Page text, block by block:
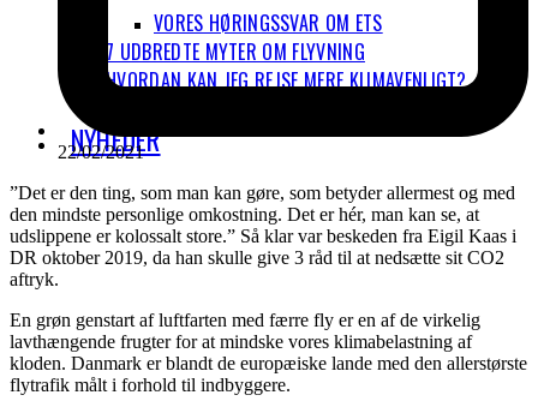
VORES HØRINGSSVAR OM ETS
7 UDBREDTE MYTER OM FLYVNING
HVORDAN KAN JEG REJSE MERE KLIMAVENLIGT?
NYHEDER
22/02/2021
”Det er den ting, som man kan gøre, som betyder allermest og med
den mindste personlige omkostning. Det er hér, man kan se, at
udslippene er kolossalt store.” Så klar var beskeden fra Eigil Kaas i
DR oktober 2019, da han skulle give 3 råd til at nedsætte sit CO2
aftryk.
En grøn genstart af luftfarten med færre fly er en af de virkelig
lavthængende frugter for at mindske vores klimabelastning af
kloden. Danmark er blandt de europæiske lande med den allerstørste
flytrafik målt i forhold til indbyggere.